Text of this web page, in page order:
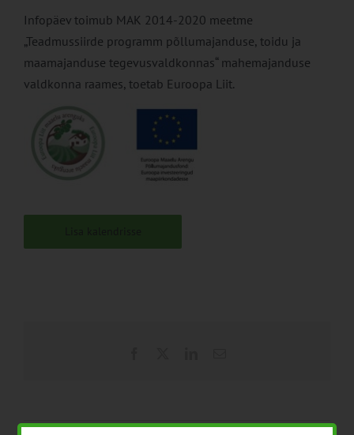
Infopäev toimub MAK 2014-2020 meetme
„Teadmussiirde programm põllumajanduse, toidu ja
maamajanduse tegevusvaldkonnas“ mahemajanduse
valdkonna raames, toetab Euroopa Liit.